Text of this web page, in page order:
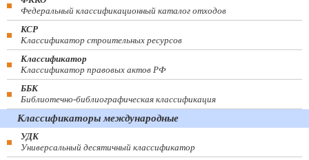
Федеральный классификационный каталог отходов
КСР
Классификатор строительных ресурсов
Классификатор
Классификатор правовых актов РФ
ББК
Библиотечно-библиографическая классификация
Классификаторы международные
УДК
Универсальный десятичный классификатор